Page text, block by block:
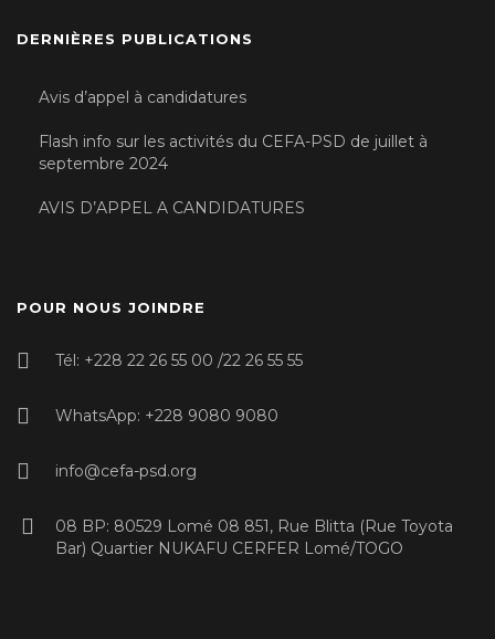
DERNIÈRES PUBLICATIONS
Avis d’appel à candidatures
Flash info sur les activités du CEFA-PSD de juillet à
septembre 2024
AVIS D’APPEL A CANDIDATURES
POUR NOUS JOINDRE
Tél: +228 22 26 55 00 /22 26 55 55
WhatsApp: +228 9080 9080
info@cefa-psd.org
08 BP: 80529 Lomé 08 851, Rue Blitta (Rue Toyota
Bar) Quartier NUKAFU CERFER Lomé/TOGO